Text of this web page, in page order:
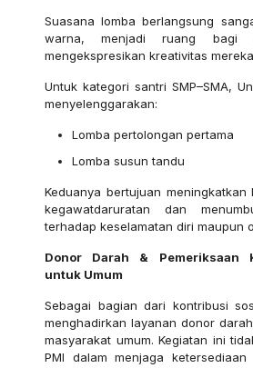
Suasana lomba berlangsung
warna, menjadi ruang bagi
mengekspresikan kreativitas
Untuk kategori santri SMP–SMA,
menyelenggarakan:
Lomba pertolongan pertama
Lomba susun tandu
Keduanya bertujuan meningkatkan
kegawatdaruratan dan
terhadap keselamatan diri maupun
Donor Darah & Pemeriksaan
untuk Umum
Sebagai bagian dari kontribusi
menghadirkan layanan donor
masyarakat umum. Kegiatan ini
PMI dalam menjaga